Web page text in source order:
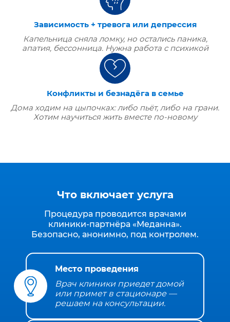
Зависимость + тревога или депрессия
Капельница сняла ломку, но остались паника,
апатия, бессонница. Нужна работа с психикой
Конфликты и безнадёга в семье
Дома ходим на цыпочках: либо пьёт, либо на грани.
Хотим научиться жить вместе по‑новому
Что включает услуга
Процедура проводится врачами
клиники‑партнёра «Меданна».
Безопасно, анонимно, под контролем.
Место проведения
Врач клиники приедет домой
или примет в стационаре —
решаем на консультации.